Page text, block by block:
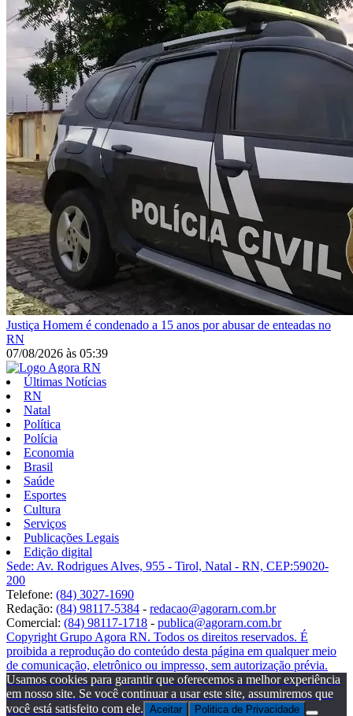
Justiça Homem é condenado a 15 anos por abusar de enteadas no
RN
07/08/2026 às 05:39
Últimas Notícias
RN
Natal
Política
Polícia
Economia
Brasil
Saúde
Esportes
Cultura
Serviços
Publicações Legais
Edição digital
Sede: Av. Rodrigues Alves, 955 - Tirol, Natal - RN, CEP:59020-
200
Telefone: (84) 3027-1690
Redação: (84) 98117-5384 - redacao@agorarn.com.br
Comercial: (84) 98117-1718 - publica@agorarn.com.br
Copyright Grupo Agora RN. Todos os direitos reservados. É
proibida a reprodução do conteúdo desta página em qualquer meio
de comunicação, eletrônico ou impresso, sem autorização prévia.
Usamos cookies para garantir que oferecemos a melhor experiência
em nosso site. Se você continuar a usar este site, assumiremos que
você está satisfeito com ele. Aceitar Politica de Privacidade